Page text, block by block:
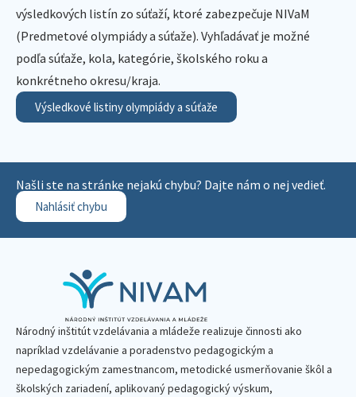
výsledkových listín zo súťaží, ktoré zabezpečuje NIVaM
(Predmetové olympiády a súťaže). Vyhľadávať je možné
podľa súťaže, kola, kategórie, školského roku a
konkrétneho okresu/kraja.
Výsledkové listiny olympiády a súťaže
Našli ste na stránke nejakú chybu? Dajte nám o nej vedieť.
Nahlásiť chybu
Národný inštitút vzdelávania a mládeže realizuje činnosti ako
napríklad vzdelávanie a poradenstvo pedagogickým a
nepedagogickým zamestnancom, metodické usmerňovanie škôl a
školských zariadení, aplikovaný pedagogický výskum,